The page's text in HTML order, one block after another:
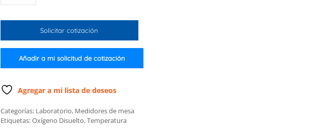
disuelto
registro
datos,
V
cantidad
Solicitar cotización
Añadir a mi solicitud de cotización
Agregar a mi lista de deseos
Categorías: Laboratorio, Medidores de mesa
Etiquetas:Oxígeno Disuelto,Temperatura